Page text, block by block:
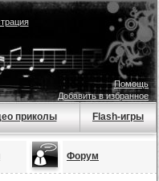
Помощь
Добавить в избранное
приколы Flash-игры
Форум